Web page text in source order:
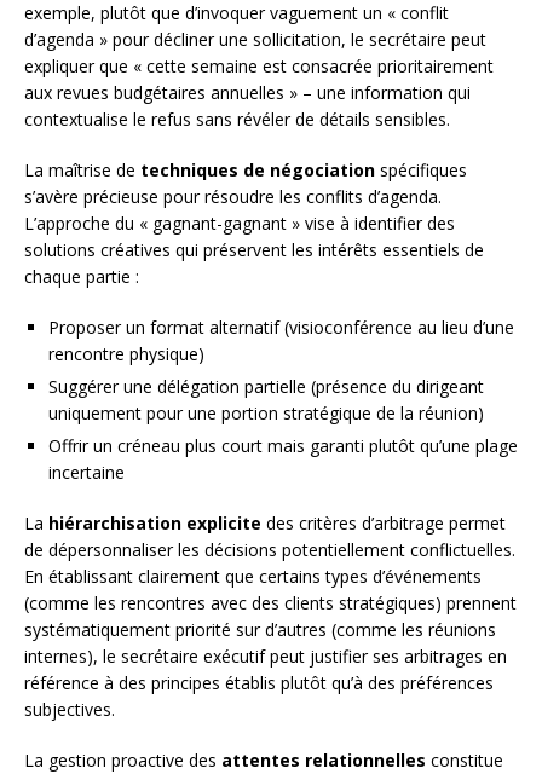
exemple, plutôt que d’invoquer vaguement un « conflit
d’agenda » pour décliner une sollicitation, le secrétaire peut
expliquer que « cette semaine est consacrée prioritairement
aux revues budgétaires annuelles » – une information qui
contextualise le refus sans révéler de détails sensibles.
La maîtrise de techniques de négociation spécifiques
s’avère précieuse pour résoudre les conflits d’agenda.
L’approche du « gagnant-gagnant » vise à identifier des
solutions créatives qui préservent les intérêts essentiels de
chaque partie :
Proposer un format alternatif (visioconférence au lieu d’une
rencontre physique)
Suggérer une délégation partielle (présence du dirigeant
uniquement pour une portion stratégique de la réunion)
Offrir un créneau plus court mais garanti plutôt qu’une plage
incertaine
La hiérarchisation explicite des critères d’arbitrage permet
de dépersonnaliser les décisions potentiellement conflictuelles.
En établissant clairement que certains types d’événements
(comme les rencontres avec des clients stratégiques) prennent
systématiquement priorité sur d’autres (comme les réunions
internes), le secrétaire exécutif peut justifier ses arbitrages en
référence à des principes établis plutôt qu’à des préférences
subjectives.
La gestion proactive des attentes relationnelles constitue